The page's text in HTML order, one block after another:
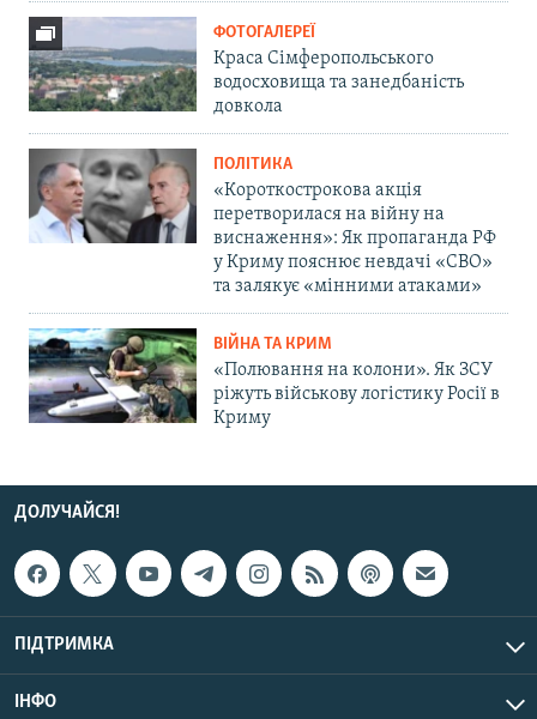
ФОТОГАЛЕРЕЇ
Краса Сімферопольського
водосховища та занедбаність
довкола
ПОЛІТИКА
«Короткострокова акція
перетворилася на війну на
виснаження»: Як пропаганда РФ
у Криму пояснює невдачі «СВО»
та залякує «мінними атаками»
ВІЙНА ТА КРИМ
«Полювання на колони». Як ЗСУ
ріжуть військову логістику Росії в
Криму
ДОЛУЧАЙСЯ!
ПІДТРИМКА
ІНФО